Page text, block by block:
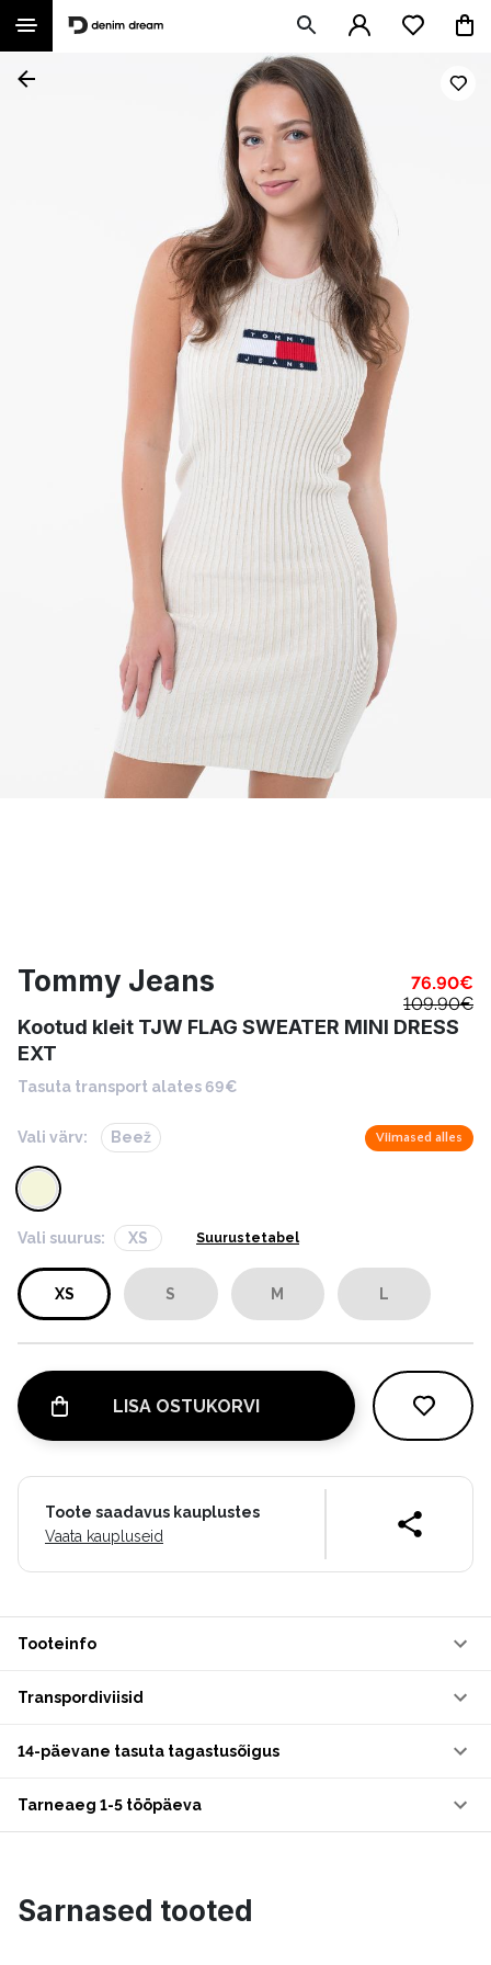
Tommy Jeans 76.90€
109.90€
Kootud kleit TJW FLAG SWEATER MINI DRESS
EXT
Tasuta transport alates 69€
Vali värv: Beež Viimased alles
Vali suurus: XS Suurustetabel
XS S M L
LISA OSTUKORVI
Toote saadavus kauplustes
Vaata kaupluseid
Tooteinfo
Transpordiviisid
14-päevane tasuta tagastusõigus
Tarneaeg 1-5 tööpäeva
Sarnased tooted